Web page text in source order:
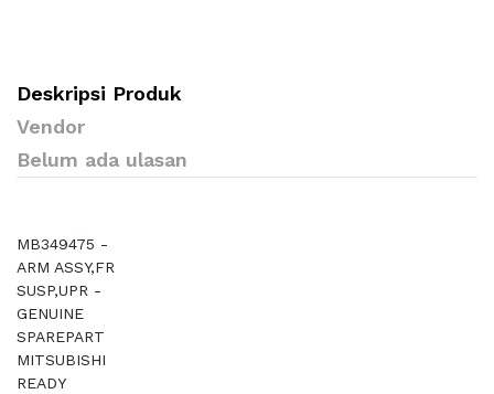
Deskripsi Produk
Vendor
Belum ada ulasan
MB349475 -
ARM ASSY,FR
SUSP,UPR -
GENUINE
SPAREPART
MITSUBISHI
READY